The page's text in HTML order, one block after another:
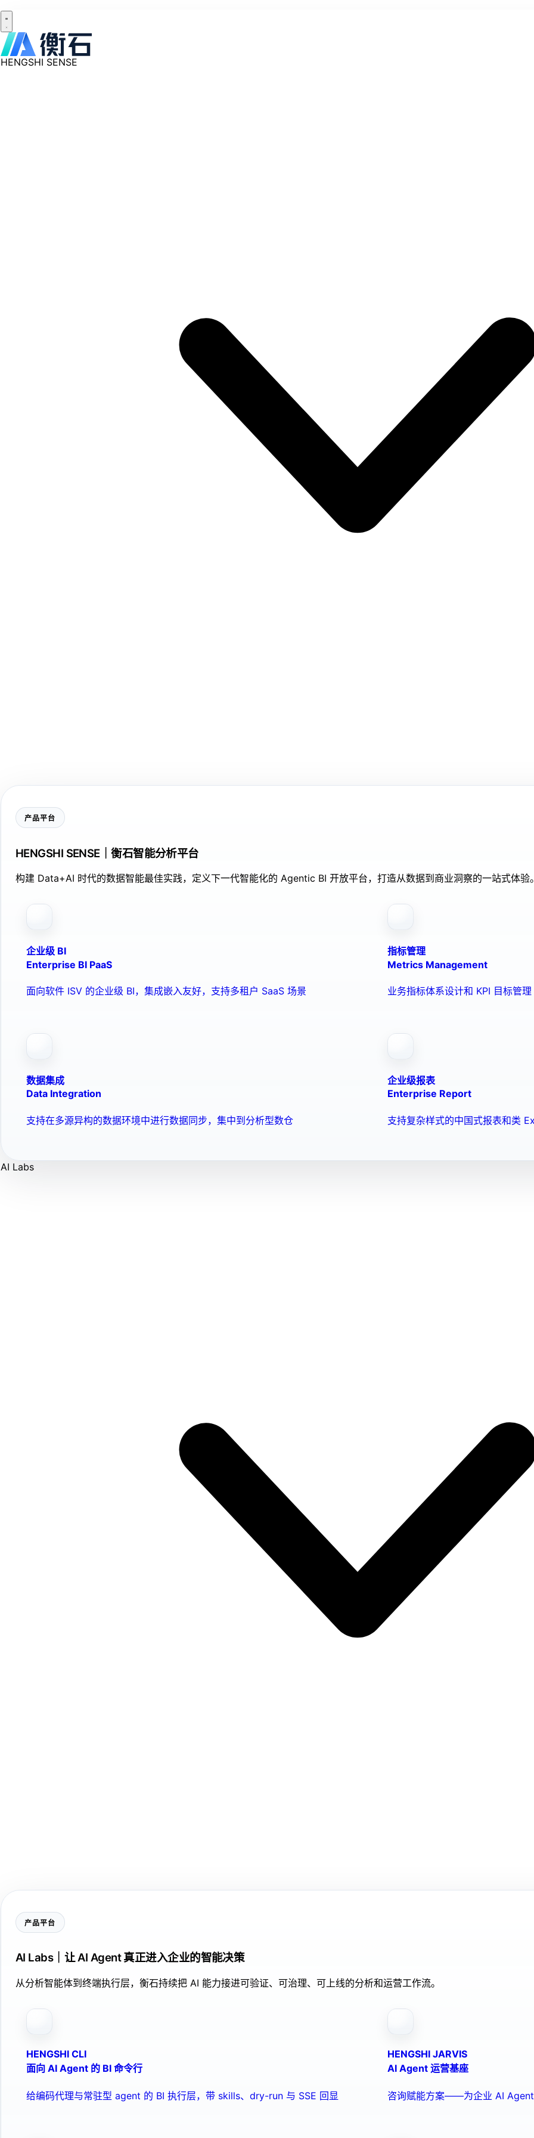
HENGSHI SENSE
产品平台
HENGSHI SENSE｜衡石智能分析平台
构建 Data+AI 时代的数据智能最佳实践，定义下一代智能化的 Agentic BI 开放平台，打造从数据到商业洞察的一站式体验
企业级 BI
Enterprise BI PaaS
面向软件 ISV 的企业级 BI，集成嵌入友好，支持多租户 SaaS 场景
指标管理
Metrics Management
业务指标体系设计和 KPI 目标管理
数据集成
Data Integration
支持在多源异构的数据环境中进行数据同步，集中到分析型数仓
企业级报表
Enterprise Report
支持复杂样式的中国式报表和类
AI Labs
产品平台
AI Labs｜让 AI Agent 真正进入企业的智能决策
从分析智能体到终端执行层，衡石持续把 AI 能力接进可验证、可治理、可上线的分析和运营工作流。
HENGSHI CLI
面向 AI Agent 的 BI 命令行
给编码代理与常驻型 agent 的 BI 执行层，带 skills、dry-run 与 SSE 回显
HENGSHI JARVIS
AI Agent 运营基座
咨询赋能方案——为企业 AI Agent